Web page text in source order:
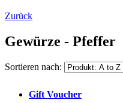
Zurück
Gewürze - Pfeffer
Sortieren nach:
Gift Voucher